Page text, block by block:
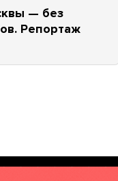
— без
Репортаж